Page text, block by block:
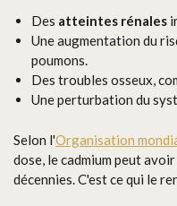
Des atteintes rénales
Une augmentation du
poumons.
Des troubles osseux,
Une perturbation du
Selon l'Organisation
dose, le cadmium peut
décennies. C'est ce qui le